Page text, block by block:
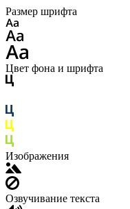
Размер шрифта
Цвет фона и шрифта
Изображения
Озвучивание текста